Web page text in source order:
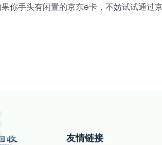
你手头有闲置的京东e卡，不妨试试通过
友情链接